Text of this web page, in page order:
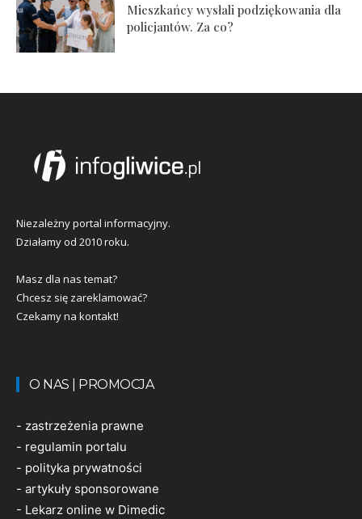
Mieszkańcy wysłali podziękowania dla
policjantów. Za co?
Niezależny portal informacyjny.
Działamy od 2010 roku.
Masz dla nas temat?
Chcesz się zareklamować?
Czekamy na kontakt!
O NAS | PROMOCJA
- zastrzeżenia prawne
- regulamin portalu
- polityka prywatności
- artykuły sponsorowane
- Lekarz online w Dimedic